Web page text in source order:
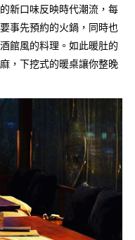
新口味反映時代潮流，每
事先預約的火鍋，同時也
館風的料理。如此暖肚的
，下挖式的暖桌讓你整晚